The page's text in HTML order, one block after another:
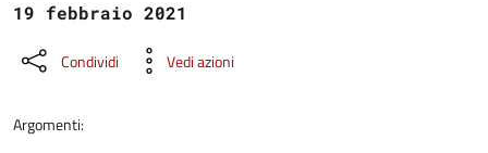
19 febbraio 2021
Condividi Vedi azioni
Argomenti: